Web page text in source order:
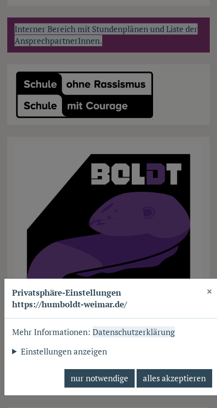
Interner Bereich mit Stundenplänen und Liste der
AnsprechpartnerInnen.
Schülerfirma BOLDT
Jugenddebattiert
Privatsphäre-Einstellungen
https://humboldt-weimar.de/
×
Mehr Informationen: Datenschutzerklärung
Einstellungen anzeigen
nur notwendige alles akzeptieren